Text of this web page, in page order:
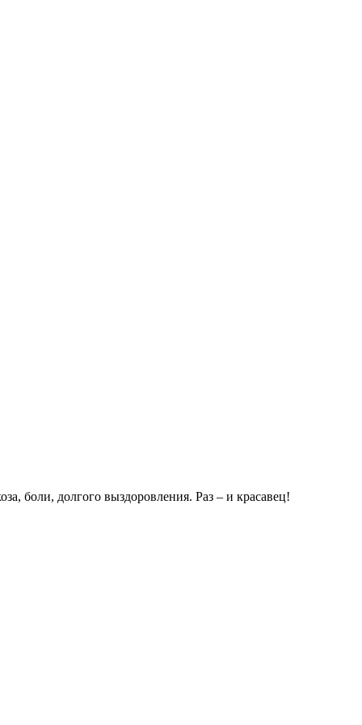
боли, долгого выздоровления. Раз – и красавец!